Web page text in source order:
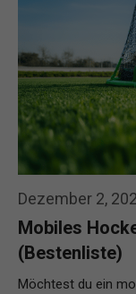
Dezember 2,
Mobiles
(Bestenliste)
Möchtest du ein